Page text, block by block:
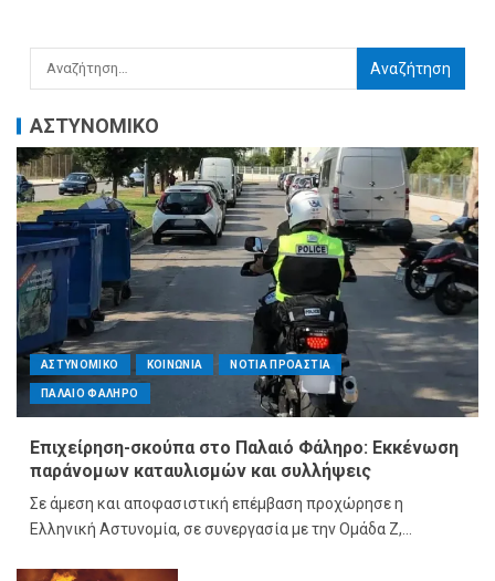
ΑΣΤΥΝΟΜΙΚΟ
ΑΣΤΥΝΟΜΙΚΟ ΚΟΙΝΩΝΙΑ ΝΟΤΙΑ ΠΡΟΑΣΤΙΑ
ΠΑΛΑΙΟ ΦΑΛΗΡΟ
Επιχείρηση-σκούπα στο Παλαιό Φάληρο: Εκκένωση
παράνομων καταυλισμών και συλλήψεις
Σε άμεση και αποφασιστική επέμβαση προχώρησε η
Ελληνική Αστυνομία, σε συνεργασία με την Ομάδα Ζ,...